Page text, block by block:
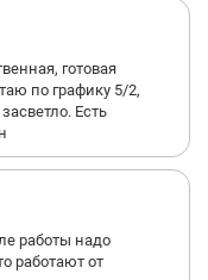
готовая
по графику 5/2,
Есть
работы надо
работают от